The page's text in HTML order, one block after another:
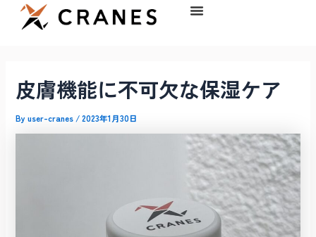
皮膚機能に不可欠な保湿ケア
Byuser-cranes /2023年1月30日